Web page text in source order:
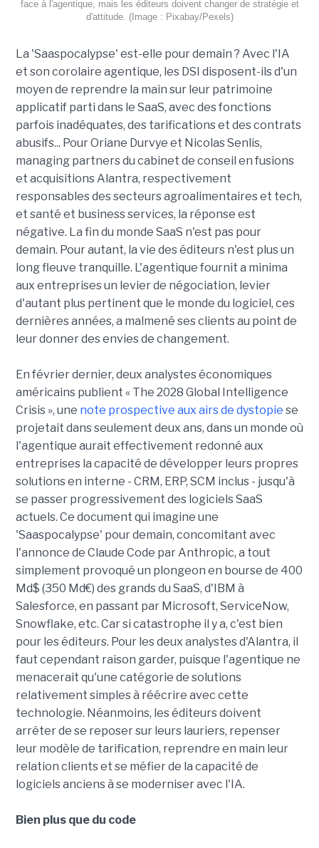
face à l'agentique, mais les éditeurs doivent changer de stratégie et
d'attitude. (Image : Pixabay/Pexels)
La 'Saaspocalypse' est-elle pour demain ? Avec l'IA
et son corolaire agentique, les DSI disposent-ils d'un
moyen de reprendre la main sur leur patrimoine
applicatif parti dans le SaaS, avec des fonctions
parfois inadéquates, des tarifications et des contrats
abusifs... Pour Oriane Durvye et Nicolas Senlis,
managing partners du cabinet de conseil en fusions
et acquisitions Alantra, respectivement
responsables des secteurs agroalimentaires et tech,
et santé et business services, la réponse est
négative. La fin du monde SaaS n'est pas pour
demain. Pour autant, la vie des éditeurs n'est plus un
long fleuve tranquille. L'agentique fournit a minima
aux entreprises un levier de négociation, levier
d'autant plus pertinent que le monde du logiciel, ces
dernières années, a malmené ses clients au point de
leur donner des envies de changement.
En février dernier, deux analystes économiques
américains publient « The 2028 Global Intelligence
Crisis », une note prospective aux airs de dystopie se
projetait dans seulement deux ans, dans un monde où
l'agentique aurait effectivement redonné aux
entreprises la capacité de développer leurs propres
solutions en interne - CRM, ERP, SCM inclus - jusqu'à
se passer progressivement des logiciels SaaS
actuels. Ce document qui imagine une
'Saaspocalypse' pour demain, concomitant avec
l'annonce de Claude Code par Anthropic, a tout
simplement provoqué un plongeon en bourse de 400
Md$ (350 Md€) des grands du SaaS, d'IBM à
Salesforce, en passant par Microsoft, ServiceNow,
Snowflake, etc. Car si catastrophe il y a, c'est bien
pour les éditeurs. Pour les deux analystes d'Alantra, il
faut cependant raison garder, puisque l'agentique ne
menacerait qu'une catégorie de solutions
relativement simples à réécrire avec cette
technologie. Néanmoins, les éditeurs doivent
arrêter de se reposer sur leurs lauriers, repenser
leur modèle de tarification, reprendre en main leur
relation clients et se méfier de la capacité de
logiciels anciens à se moderniser avec l'IA.
Bien plus que du code